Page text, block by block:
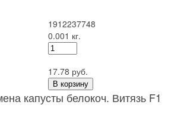
1912237748
0.001 кг.
17.78 руб.
В корзину
капусты белокоч. Витязь F1